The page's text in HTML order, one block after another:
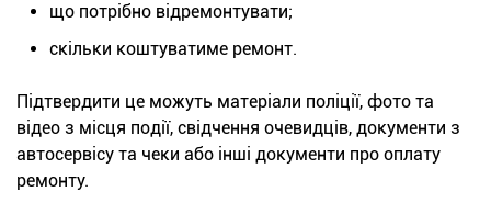
що потрібно відремонтувати;
скільки коштуватиме ремонт.
Підтвердити це можуть матеріали поліції, фото та
відео з місця події, свідчення очевидців, документи з
автосервісу та чеки або інші документи про оплату
ремонту.